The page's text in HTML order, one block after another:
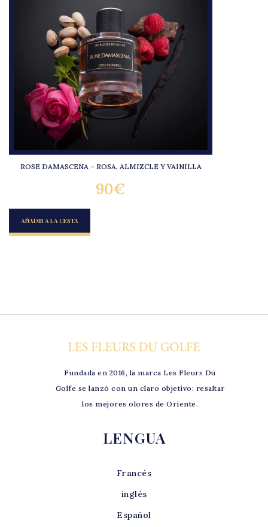
ROSE DAMASCENA – ROSA, ALMIZCLE Y VAINILLA
90€
AÑADIR A LA CESTA
Fundada en 2016, la marca Les Fleurs Du
Golfe se lanzó con un claro objetivo: resaltar
los mejores olores de Oriente.
LENGUA
Francés
inglés
Español